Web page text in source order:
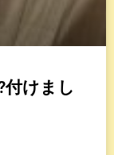
けまし